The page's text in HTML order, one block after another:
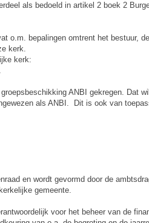
als bedoeld in artikel 2 boek 2
o.m. bepalingen omtrent het bestuur,
kerk.
kerk:
.
ANBI gekregen. Dat
als ANBI. Dit is ook van
en wordt gevormd door de
gemeente.
voor het beheer van de